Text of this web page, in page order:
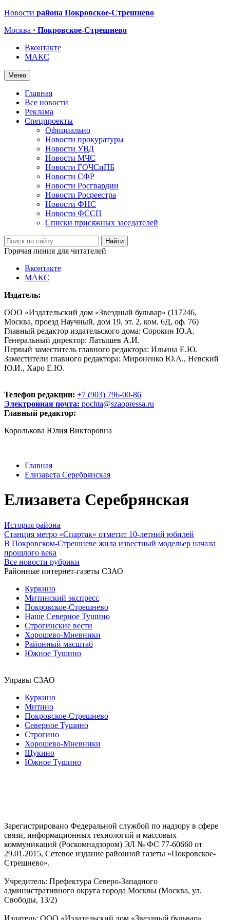
Новости района Покровское-Стрешнево
Москва · Покровское-Стрешнево
Вконтакте
МАКС
Меню
Главная
Все новости
Реклама
Спецпроекты
Официально
Новости прокуратуры
Новости УВД
Новости МЧС
Новости ГОЧСиПБ
Новости СФР
Новости Росгвардии
Новости Росреестра
Новости ФНС
Новости ФССП
Списки присяжных заседателей
Горячая линия для читателей
Вконтакте
МАКС
Издатель:
ООО «Издательский дом «Звездный бульвар» (117246,
Москва, проезд Научный, дом 19, эт. 2, ком. 6Д, оф. 76)
Главный редактор издательского дома: Сорокин Ю.А.
Генеральный директор: Латышев А.И.
Первый заместитель главного редактора: Ильина Е.Ю.
Заместители главного редактора: Мироненко Ю.А., Невский
Ю.И., Харо Е.Ю.
Телефон редакции: +7 (903) 796-00-86
Электронная почта: pochta@szaopressa.ru
Главный редактор:
Королькова Юлия Викторовна
Главная
Елизавета Серебрянская
Елизавета Серебрянская
История района
Станция метро «Спартак» отметит 10-летний юбилей
В Покровском-Стрешневе жила известный модельер начала
прошлого века
Все новости рубрики
Районные интернет-газеты СЗАО
Куркино
Митинский экспресс
Покровское-Стрешнево
Наше Северное Тушино
Строгинские вести
Хорошево-Мневники
Районный масштаб
Южное Тушино
Управы СЗАО
Куркино
Митино
Покровское-Стрешнево
Северное Тушино
Строгино
Хорошево-Мневники
Щукино
Южное Тушино
Зарегистрировано Федеральной службой по надзору в сфере
связи, информационных технологий и массовых
коммуникаций (Роскомнадзором) ЭЛ № ФС 77-60660 от
29.01.2015, Сетевое издание районной газеты «Покровское-
Стрешнево».
Учредитель: Префектура Северо-Западного
административного округа города Москвы (Москва, ул.
Свободы, 13/2)
Издатель: ООО «Издательский дом «Звездный бульвар»